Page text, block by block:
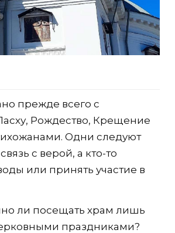
прежде всего с
Рождество, Крещение
Одни следуют
с верой, а кто-то
или принять участие в
ли посещать храм лишь
праздниками?